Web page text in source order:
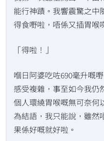
能行神蹟。我響震驚之中
得食嘢啦，唔係又插胃喉
「得啦！」
嗰日阿婆吃咗690毫升嘅
感受複雜，事至如今我仍
個人環繞胃喉嘅無可奈何
為結語，我只能說，雖然
果係好嘅就好啦。